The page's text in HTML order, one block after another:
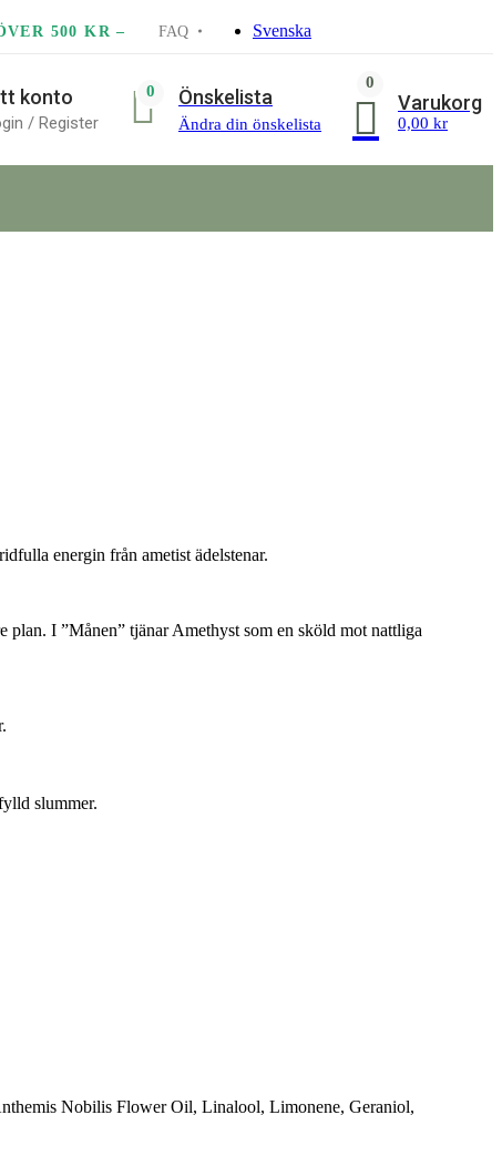
500 KR – FAQ Svenska
konto
/ Register
0 Önskelista
Ändra din önskelista
0
Varukorg
0,00 kr
energin från ametist ädelstenar.
plan. I ”Månen” tjänar Amethyst som en sköld mot nattliga
slummer.
Nobilis Flower Oil, Linalool, Limonene, Geraniol,